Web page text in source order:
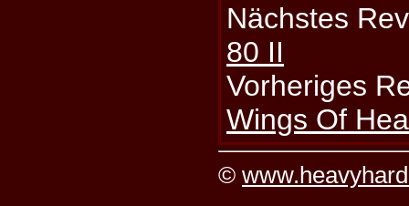
Nächstes
80 II
Vorheriges
Wings Of
©